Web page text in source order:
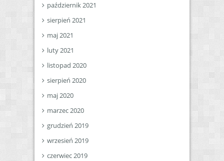
październik 2021
sierpień 2021
maj 2021
luty 2021
listopad 2020
sierpień 2020
maj 2020
marzec 2020
grudzień 2019
wrzesień 2019
czerwiec 2019